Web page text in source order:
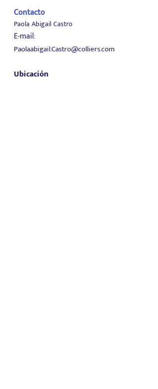
Contacto
Paola Abigail Castro
E-mail:
Paolaabigail.Castro@colliers.com
Ubicación